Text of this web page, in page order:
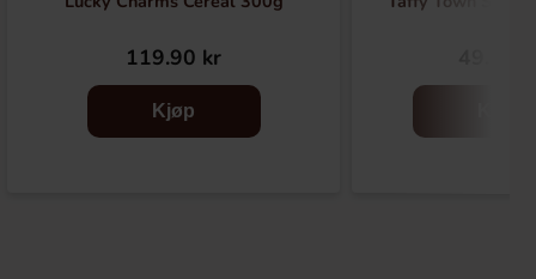
119.90 kr
Kjøp